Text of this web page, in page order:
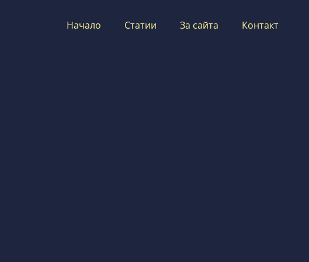
Начало Статии За сайта Контакт